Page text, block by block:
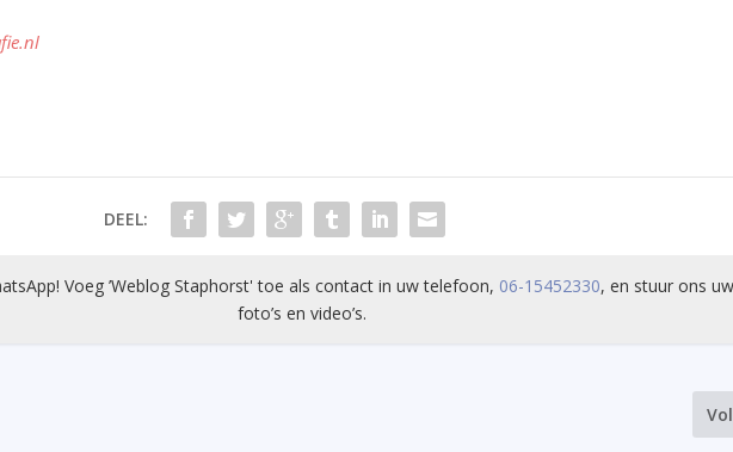
DEEL:
Voeg ’Weblog Staphorst' toe als contact in uw telefoon, 06-15452330, en stuur ons
foto’s en video’s.